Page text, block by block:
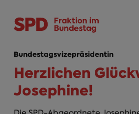
Bundestagsvizepräsidentin
Herzlichen
Josephine!